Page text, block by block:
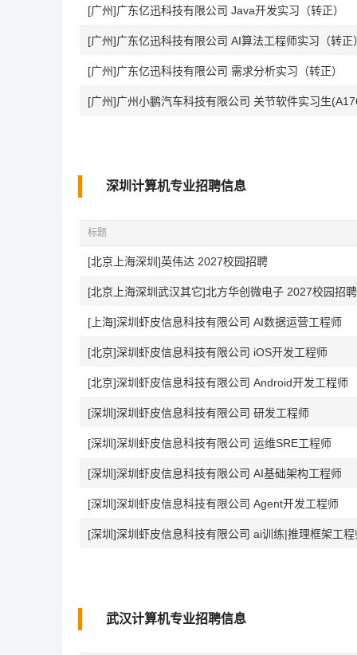
[广州]广东亿迅科技有限公司 Java开发实习（转正）
[广州]广东亿迅科技有限公司 AI算法工程师实习（转正
[广州]广东亿迅科技有限公司 需求分析实习（转正）
[广州]广州小鹏汽车科技有限公司 关节软件实习生
深圳计算机专业招聘信息
标题
[北京上海深圳]英伟达 2027校园招聘
[北京上海深圳武汉其它]北方华创微电子 2027校园招聘
[上海]深圳虾皮信息科技有限公司 AI数据运营工程师
[北京]深圳虾皮信息科技有限公司 iOS开发工程师
[北京]深圳虾皮信息科技有限公司 Android开发工程师
[深圳]深圳虾皮信息科技有限公司 研发工程师
[深圳]深圳虾皮信息科技有限公司 运维SRE工程师
[深圳]深圳虾皮信息科技有限公司 AI基础架构工程师
[深圳]深圳虾皮信息科技有限公司 Agent开发工程师
[深圳]深圳虾皮信息科技有限公司 ai训练|推理框架工程
武汉计算机专业招聘信息